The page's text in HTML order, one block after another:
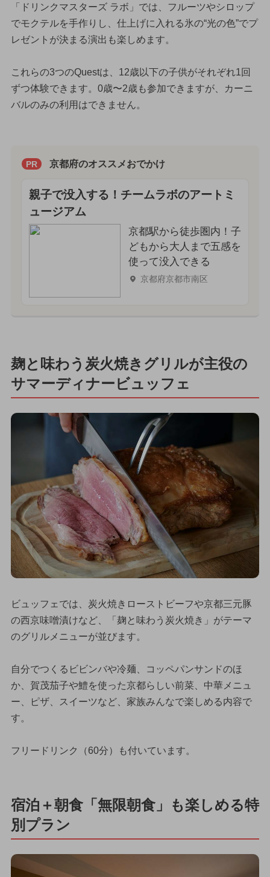
「ドリンクマスターズ ラボ」では、フルーツやシロップ
でモクテルを手作りし、仕上げに入れる氷の“光の色”でプ
レゼントが決まる演出も楽しめます。
これらの3つのQuestは、12歳以下の子供がそれぞれ1回
ずつ体験できます。0歳〜2歳も参加できますが、カーニ
バルのみの利用はできません。
PR 京都府のオススメおでかけ
親子で没入する！チームラボのアートミ
ュージアム
京都駅から徒歩圏内！子
どもから大人まで五感を
使って没入できる
京都府京都市南区
麹と味わう炭火焼きグリルが主役の
サマーディナービュッフェ
ビュッフェでは、炭火焼きローストビーフや京都三元豚
の西京味噌漬けなど、「麹と味わう炭火焼き」がテーマ
のグリルメニューが並びます。
自分でつくるビビンバや冷麺、コッペパンサンドのほ
か、賀茂茄子や鱧を使った京都らしい前菜、中華メニュ
ー、ピザ、スイーツなど、家族みんなで楽しめる内容で
す。
フリードリンク（60分）も付いています。
宿泊＋朝食「無限朝食」も楽しめる特
別プラン